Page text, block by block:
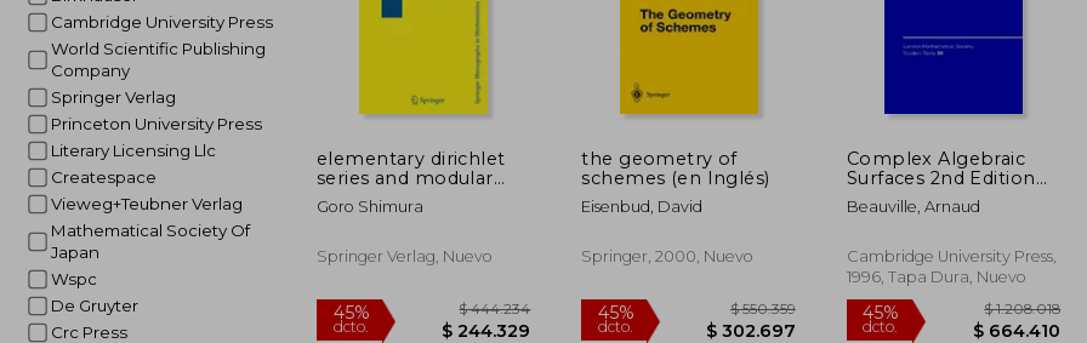
Cambridge University Press
World Scientific Publishing
Company
Springer Verlag
Princeton University Press
Literary Licensing Llc
Createspace
Vieweg+Teubner Verlag
Mathematical Society Of
Japan
Wspc
De Gruyter
Crc Press
elementary dirichlet
series and modular
forms
Goro Shimura
Springer Verlag, Nuevo
the geometry of
schemes (en Inglés)
Eisenbud, David
Springer, 2000, Nuevo
Complex Algebraic
Surfaces 2nd Edition
Hardback (London
Mathematical Society
Inglés)
Beauville, Arnaud
Cambridge University Press,
1996, Tapa Dura, Nuevo